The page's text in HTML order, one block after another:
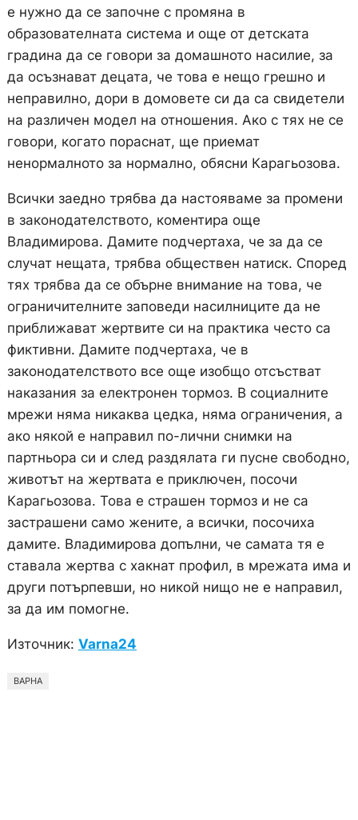
е нужно да се започне с промяна в
образователната система и още от детската
градина да се говори за домашното насилие, за
да осъзнават децата, че това е нещо грешно и
неправилно, дори в домовете си да са свидетели
на различен модел на отношения. Ако с тях не се
говори, когато пораснат, ще приемат
ненормалното за нормално, обясни Карагьозова.
Всички заедно трябва да настояваме за промени
в законодателството, коментира още
Владимирова. Дамите подчертаха, че за да се
случат нещата, трябва обществен натиск. Според
тях трябва да се обърне внимание на това, че
ограничителните заповеди насилниците да не
приближават жертвите си на практика често са
фиктивни. Дамите подчертаха, че в
законодателството все още изобщо отсъстват
наказания за електронен тормоз. В социалните
мрежи няма никаква цедка, няма ограничения, а
ако някой е направил по-лични снимки на
партньора си и след раздялата ги пусне свободно,
животът на жертвата е приключен, посочи
Карагьозова. Това е страшен тормоз и не са
застрашени само жените, а всички, посочиха
дамите. Владимирова допълни, че самата тя е
ставала жертва с хакнат профил, в мрежата има и
други потърпевши, но никой нищо не е направил,
за да им помогне.
Източник: Varna24
ВАРНА